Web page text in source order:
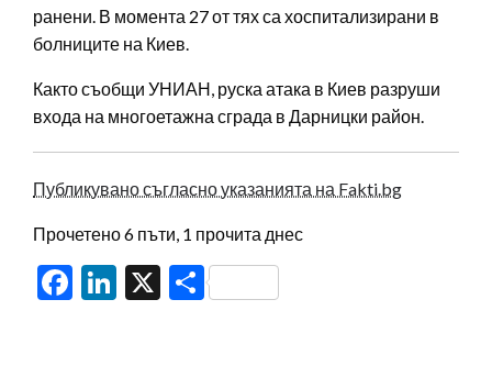
ранени. В момента 27 от тях са хоспитализирани в
болниците на Киев.
Както съобщи УНИАН, руска атака в Киев разруши
входа на многоетажна сграда в Дарницки район.
Публикувано съгласно указанията на Fakti.bg
Прочетено 6 пъти, 1 прочита днес
Facebook
LinkedIn
X Share